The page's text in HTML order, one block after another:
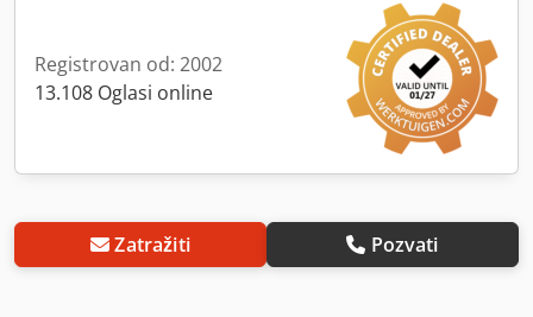
Registrovan od: 2002
13.108 Oglasi online
Zatražiti Pozvati